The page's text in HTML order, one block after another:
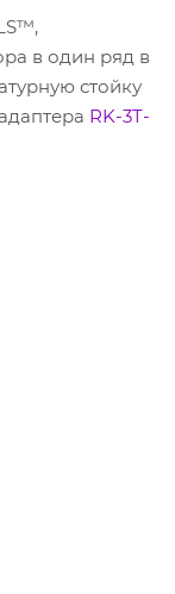
в один ряд в
стойку
RK-3T-